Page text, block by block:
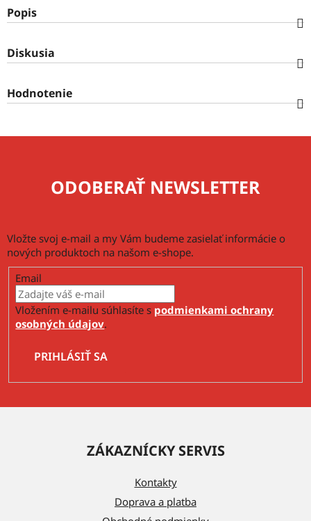
Popis
Diskusia
Hodnotenie
ODOBERAŤ NEWSLETTER
Vložte svoj e-mail a my Vám budeme zasielať informácie o
nových produktoch na našom e-shope.
Email
Vložením e-mailu súhlasíte s podmienkami ochrany
osobných údajov.
PRIHLÁSIŤ SA
ZÁKAZNÍCKY SERVIS
Kontakty
Doprava a platba